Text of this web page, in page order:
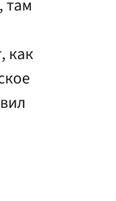
там
как